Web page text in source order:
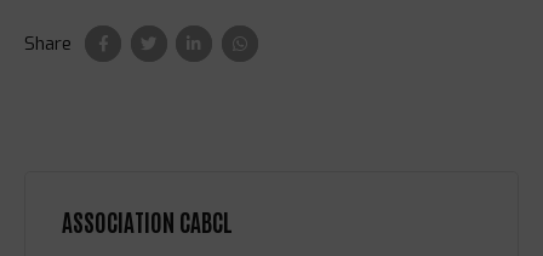
Share
ASSOCIATION CABCL